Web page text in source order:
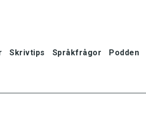
Skrivtips Språkfrågor Podden